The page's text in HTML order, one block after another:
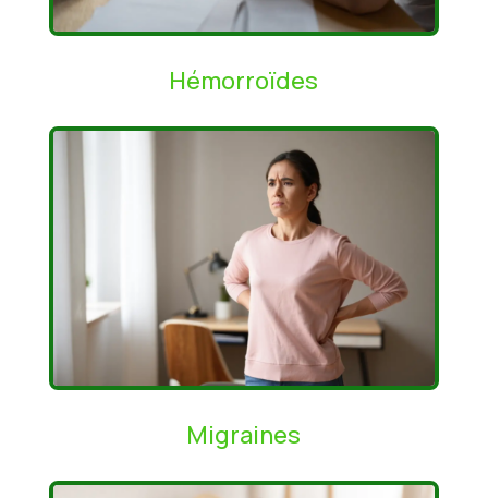
Hémorroïdes
Migraines